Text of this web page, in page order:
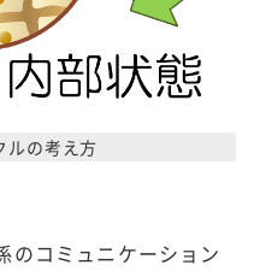
ルの考え方
コミュニケーション